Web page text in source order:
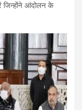
जिन्होंने आंदोलन के